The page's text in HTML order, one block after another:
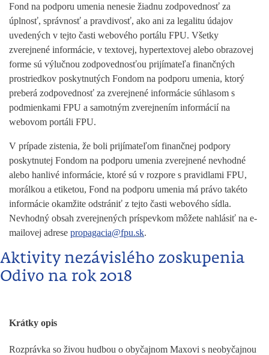
Fond na podporu umenia nenesie žiadnu zodpovednosť za
úplnosť, správnosť a pravdivosť, ako ani za legalitu údajov
uvedených v tejto časti webového portálu FPU. Všetky
zverejnené informácie, v textovej, hypertextovej alebo obrazovej
forme sú výlučnou zodpovednosťou prijímateľa finančných
prostriedkov poskytnutých Fondom na podporu umenia, ktorý
preberá zodpovednosť za zverejnené informácie súhlasom s
podmienkami FPU a samotným zverejnením informácií na
webovom portáli FPU.
V prípade zistenia, že boli prijímateľom finančnej podpory
poskytnutej Fondom na podporu umenia zverejnené nevhodné
alebo hanlivé informácie, ktoré sú v rozpore s pravidlami FPU,
morálkou a etiketou, Fond na podporu umenia má právo takéto
informácie okamžite odstrániť z tejto časti webového sídla.
Nevhodný obsah zverejnených príspevkom môžete nahlásiť na e-
mailovej adrese propagacia@fpu.sk.
Aktivity nezávislého zoskupenia
Odivo na rok 2018
Krátky opis
Rozprávka so živou hudbou o obyčajnom Maxovi s neobyčajnou